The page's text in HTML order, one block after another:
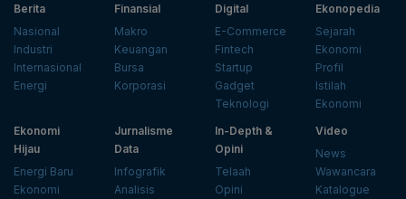
Berita
Nasional
Industri
Internasional
Energi
Finansial
Makro
Keuangan
Bursa
Korporasi
Digital
E-Commerce
Fintech
Startup
Gadget
Teknologi
Ekonopedia
Sejarah
Ekonomi
Profil
Istilah
Ekonomi
Ekonomi
Hijau
Energi Baru
Ekonomi
Jurnalisme
Data
Infografik
Analisis
In-Depth &
Opini
Telaah
Opini
Video
News
Wawancara
Katalogue